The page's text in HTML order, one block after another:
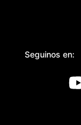
Seguinos en: